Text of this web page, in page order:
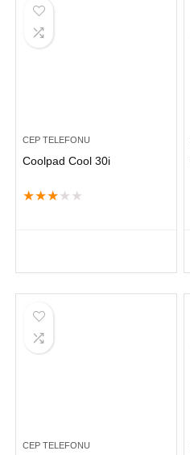
CEP TELEFONU
Coolpad Cool 30i
★★★ ★ ★
CEP TELEFONU